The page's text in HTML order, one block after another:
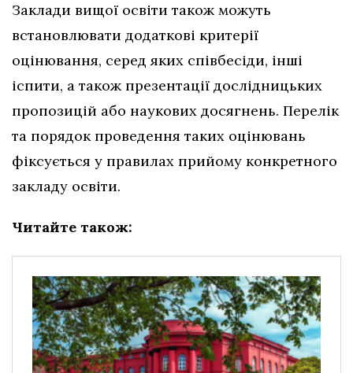
Заклади вищої освіти також можуть
встановлювати додаткові критерії
оцінювання, серед яких співбесіди, інші
іспити, а також презентації дослідницьких
пропозицій або наукових досягнень. Перелік
та порядок проведення таких оцінювань
фіксується у правилах прийому конкретного
закладу освіти.
Читайте також: